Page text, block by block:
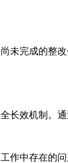
未完成的整
长效机制。
作中存在的